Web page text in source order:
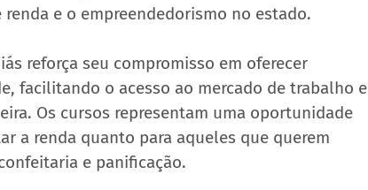
e o empreendedorismo no estado.
reforça seu compromisso em oferecer
facilitando o acesso ao mercado de trabalho e
Os cursos representam uma oportunidade
a renda quanto para aqueles que querem
e panificação.